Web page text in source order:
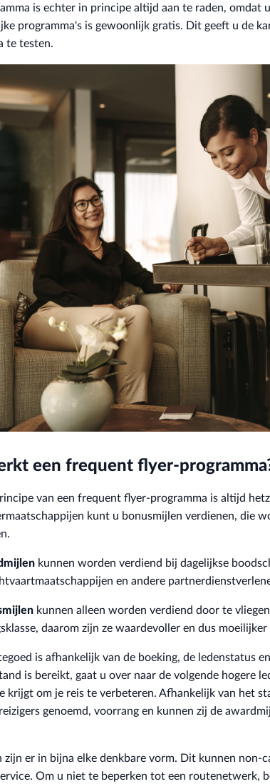
is echter in principe altijd aan te raden, omdat
programma's is gewoonlijk gratis. Dit geeft u de
te testen.
een frequent flyer-
van een frequent flyer-programma is altijd
kunt u bonusmijlen verdienen, die
kunnen worden verdiend bij dagelijkse
en andere
kunnen alleen worden verdiend door te
daarom zijn ze waardevoller en dus
is afhankelijk van de boeking, de ledenstatus
is bereikt, gaat u over naar de volgende hogere
krijgt om je reis te verbeteren. Afhankelijk van het
genoemd, voorrang en kunnen zij de
zijn er in bijna elke denkbare vorm. Dit kunnen non-
Om u niet te beperken tot een routenetwerk,